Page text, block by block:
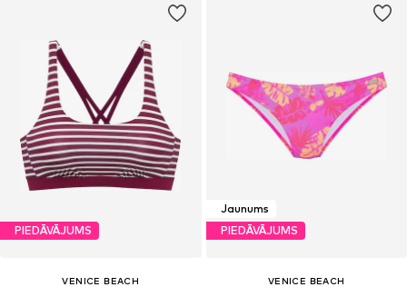
PIEDĀVĀJUMS
VENICE BEACH
Jaunums
PIEDĀVĀJUMS
VENICE BEACH